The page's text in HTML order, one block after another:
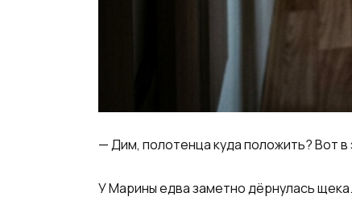
— Дим, полотенца куда положить? Вот
У Марины едва заметно дёрнулась щека.